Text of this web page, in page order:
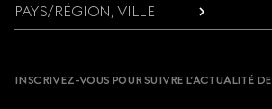
PAYS/RÉGION, VILLE
INSCRIVEZ-VOUS POUR SUIVRE L’ACTUALITÉ